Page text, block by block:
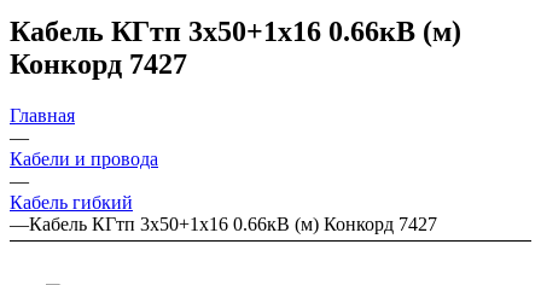
Кабель КГтп 3х50+1х16 0.66кВ (м)
Конкорд 7427
Главная
—
Кабели и провода
—
Кабель гибкий
—Кабель КГтп 3х50+1х16 0.66кВ (м) Конкорд 7427